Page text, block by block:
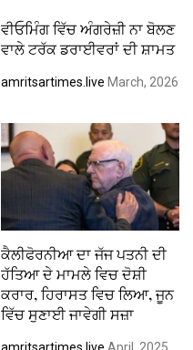
ਵੀਓਮਿੰਗ ਵਿੱਚ ਅੰਗਰੇਜ਼ੀ ਨਾ ਬੋਲਣ
ਵਾਲੇ ਟਰੱਕ ਡਰਾਈਵਰਾਂ ਦੀ ਸ਼ਾਮਤ
amritsartimes.live March, 2026
ਕੈਲੀਫੋਰਨੀਆ ਦਾ ਜੱਜ ਪਤਨੀ ਦੀ
ਹੱਤਿਆ ਦੇ ਮਾਮਲੇ ਵਿਚ ਦੋਸ਼ੀ
ਕਰਾਰ, ਹਿਰਾਸਤ ਵਿਚ ਲਿਆ, ਜੂਨ
ਵਿੱਚ ਸੁਣਾਈ ਜਾਵੇਗੀ ਸਜ਼ਾ